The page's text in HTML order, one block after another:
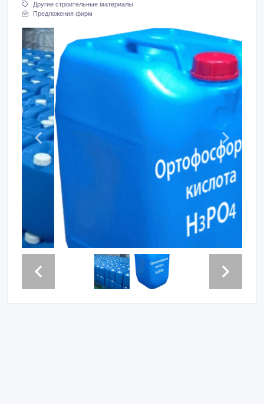
Другие строительные материалы
Предложения фирм